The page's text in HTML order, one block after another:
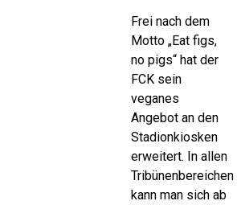
Frei nach dem
Motto „Eat figs,
no pigs“ hat der
FCK sein
veganes
Angebot an den
Stadionkiosken
erweitert. In allen
Tribünenbereichen
kann man sich ab